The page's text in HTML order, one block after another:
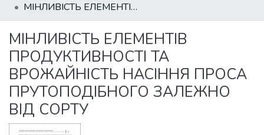
All of DSpace
Statistics
МІНЛИВІСТЬ ЕЛЕМЕНТІВ ПРОДУКТИВНОСТІ ТА ВРОЖАЙНІСТЬ НАСІННЯ ПРОСА ПРУТОПОДІБНОГО ЗАЛЕЖНО ВІД СОРТУ
МІНЛИВІСТЬ ЕЛЕМЕНТІВ
ПРОДУКТИВНОСТІ ТА
ВРОЖАЙНІСТЬ НАСІННЯ ПРОСА
ПРУТОПОДІБНОГО ЗАЛЕЖНО
ВІД СОРТУ